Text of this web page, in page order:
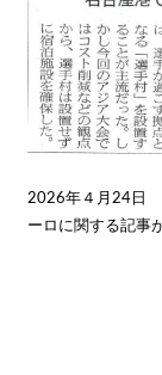
2026年４月24日
ーロに関する記事